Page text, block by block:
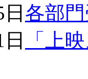
各部
「上